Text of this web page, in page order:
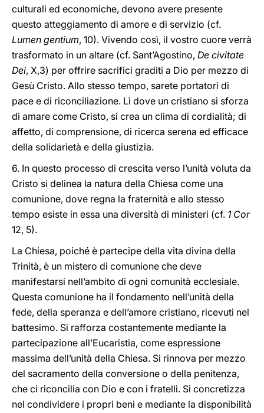
culturali ed economiche, devono avere presente
questo atteggiamento di amore e di servizio (cf.
Lumen gentium, 10). Vivendo così, il vostro cuore verrà
trasformato in un altare (cf. Sant’Agostino, De civitate
Dei, X,3) per offrire sacrifici graditi a Dio per mezzo di
Gesù Cristo. Allo stesso tempo, sarete portatori di
pace e di riconciliazione. Lì dove un cristiano si sforza
di amare come Cristo, si crea un clima di cordialità; di
affetto, di comprensione, di ricerca serena ed efficace
della solidarietà e della giustizia.
6. In questo processo di crescita verso l’unità voluta da
Cristo si delinea la natura della Chiesa come una
comunione, dove regna la fraternità e allo stesso
tempo esiste in essa una diversità di ministeri (cf. 1 Cor
12, 5).
La Chiesa, poiché è partecipe della vita divina della
Trinità, è un mistero di comunione che deve
manifestarsi nell’ambito di ogni comunità ecclesiale.
Questa comunione ha il fondamento nell’unità della
fede, della speranza e dell’amore cristiano, ricevuti nel
battesimo. Si rafforza costantemente mediante la
partecipazione all’Eucaristia, come espressione
massima dell’unità della Chiesa. Si rinnova per mezzo
del sacramento della conversione o della penitenza,
che ci riconcilia con Dio e con i fratelli. Si concretizza
nel condividere i propri beni e mediante la disponibilità